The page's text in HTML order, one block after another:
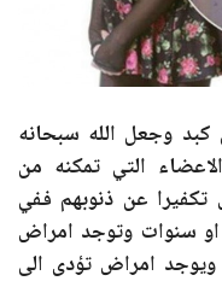
كبد وجعل الله سبحانه
التي تمكنه من
تكفيرا عن ذنوبهم ففي
سنوات وتوجد امراض
ويوجد امراض تؤدى الى